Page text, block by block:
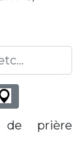
prière